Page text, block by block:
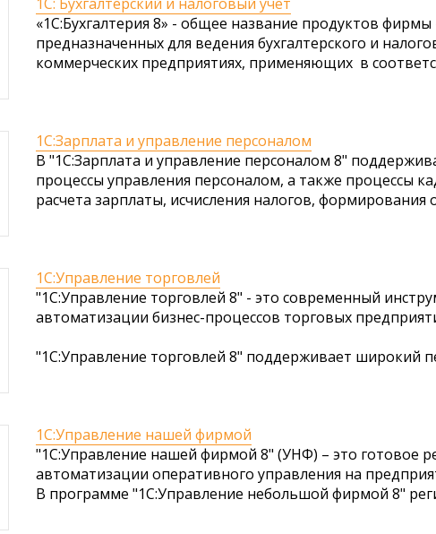
«1C:Бухгалтерия 8» - общее название продуктов фирмы
предназначенных для ведения бухгалтерского и
коммерческих предприятиях, применяющих в
1С:Зарплата и управление персоналом
В "1С:Зарплата и управление персоналом 8"
процессы управления персоналом, а также процессы
расчета зарплаты, исчисления налогов, формирования
1С:Управление торговлей
"1С:Управление торговлей 8" - это современный
автоматизации бизнес-процессов торговых
"1С:Управление торговлей 8" поддерживает широкий
1С:Управление нашей фирмой
"1С:Управление нашей фирмой 8" (УНФ) – это готовое
автоматизации оперативного управления на
В программе "1С:Управление небольшой фирмой 8"